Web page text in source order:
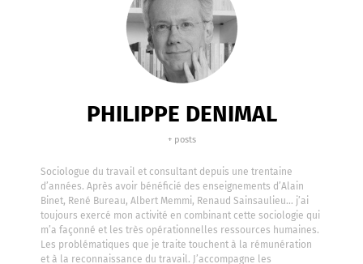
PHILIPPE DENIMAL
+ posts
Sociologue du travail et consultant depuis une trentaine
d’années. Après avoir bénéficié des enseignements d’Alain
Binet, René Bureau, Albert Memmi, Renaud Sainsaulieu… j’ai
toujours exercé mon activité en combinant cette sociologie qui
m’a façonné et les très opérationnelles ressources humaines.
Les problématiques que je traite touchent à la rémunération
et à la reconnaissance du travail. J’accompagne les